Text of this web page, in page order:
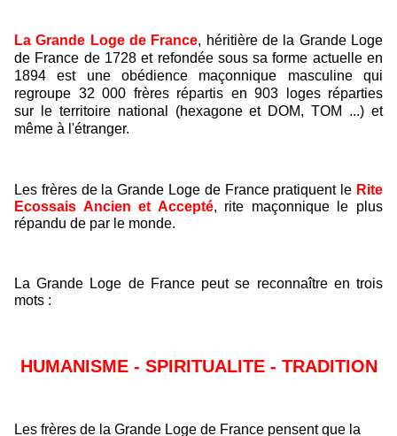
La Grande Loge de France, héritière de la Grande Loge
de France de 1728 et refondée sous sa forme actuelle en
1894 est une obédience maçonnique masculine qui
regroupe 32 000 frères répartis en 903 loges réparties
sur le territoire national (hexagone et DOM, TOM ...) et
même à l'étranger.
Les frères de la Grande Loge de France pratiquent le Rite
Ecossais Ancien et Accepté, rite maçonnique le plus
répandu de par le monde.
La Grande Loge de France peut se reconnaître en trois
mots :
HUMANISME - SPIRITUALITE - TRADITION
Les frères de la Grande Loge de France pensent que la